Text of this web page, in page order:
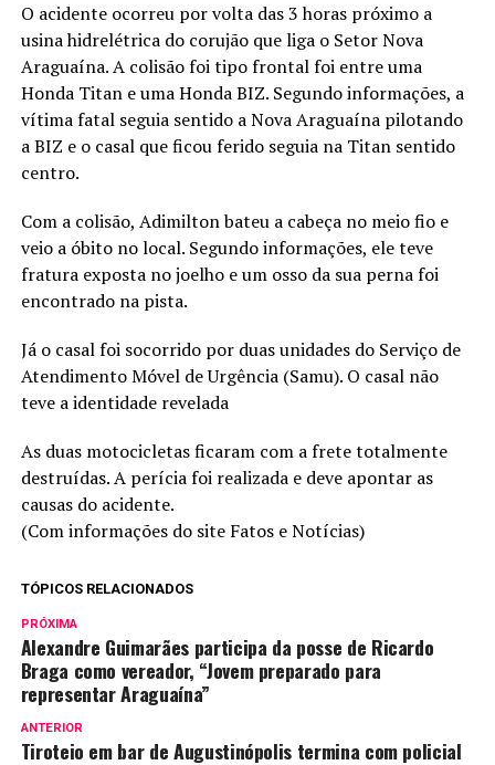
O acidente ocorreu por volta das 3 horas próximo a
usina hidrelétrica do corujão que liga o Setor Nova
Araguaína. A colisão foi tipo frontal foi entre uma
Honda Titan e uma Honda BIZ. Segundo informações, a
vítima fatal seguia sentido a Nova Araguaína pilotando
a BIZ e o casal que ficou ferido seguia na Titan sentido
centro.
Com a colisão, Adimilton bateu a cabeça no meio fio e
veio a óbito no local. Segundo informações, ele teve
fratura exposta no joelho e um osso da sua perna foi
encontrado na pista.
Já o casal foi socorrido por duas unidades do Serviço de
Atendimento Móvel de Urgência (Samu). O casal não
teve a identidade revelada
As duas motocicletas ficaram com a frete totalmente
destruídas. A perícia foi realizada e deve apontar as
causas do acidente.
(Com informações do site Fatos e Notícias)
TÓPICOS RELACIONADOS
PRÓXIMA
Alexandre Guimarães participa da posse de Ricardo
Braga como vereador, “Jovem preparado para
representar Araguaína”
ANTERIOR
Tiroteio em bar de Augustinópolis termina com policial